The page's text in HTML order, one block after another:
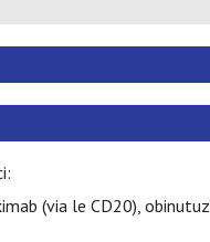
(via le CD20),